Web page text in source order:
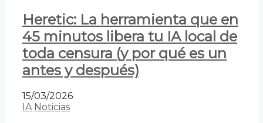
Heretic: La herramienta que en
45 minutos libera tu IA local de
toda censura (y por qué es un
antes y después)
15/03/2026
IA Noticias